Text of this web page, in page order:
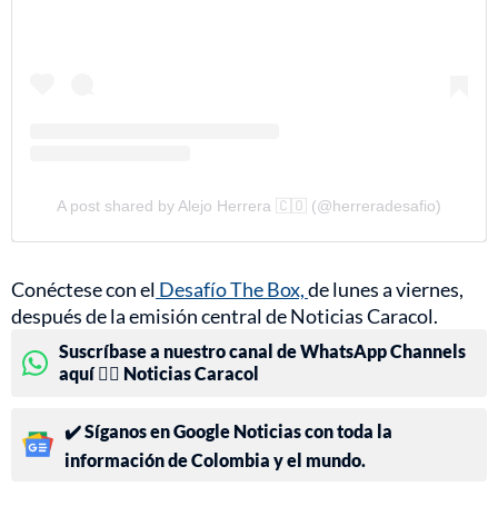
A post shared by Alejo Herrera 🇨🇴 (@herreradesafio)
Conéctese con el Desafío The Box,de lunes a viernes,
después de la emisión central de Noticias Caracol.
Suscríbase a nuestro canal de WhatsApp Channels
aquí 👉🏻 Noticias Caracol
✔️ Síganos en Google Noticias con toda la
información de Colombia y el mundo.